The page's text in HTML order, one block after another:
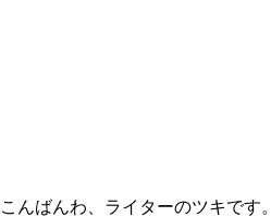
こんばんわ、ライターのツキです。